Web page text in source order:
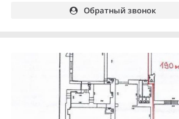
Обратный звонок